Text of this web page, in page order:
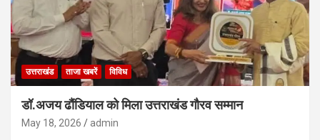
उत्तराखंड ताजा खबरें विविध
डॉ.अजय ढौंडियाल को मिला उत्तराखंड गौरव सम्मान
May 18, 2026 admin